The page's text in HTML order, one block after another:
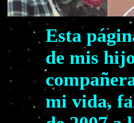
Esta
de mis
mi vida,